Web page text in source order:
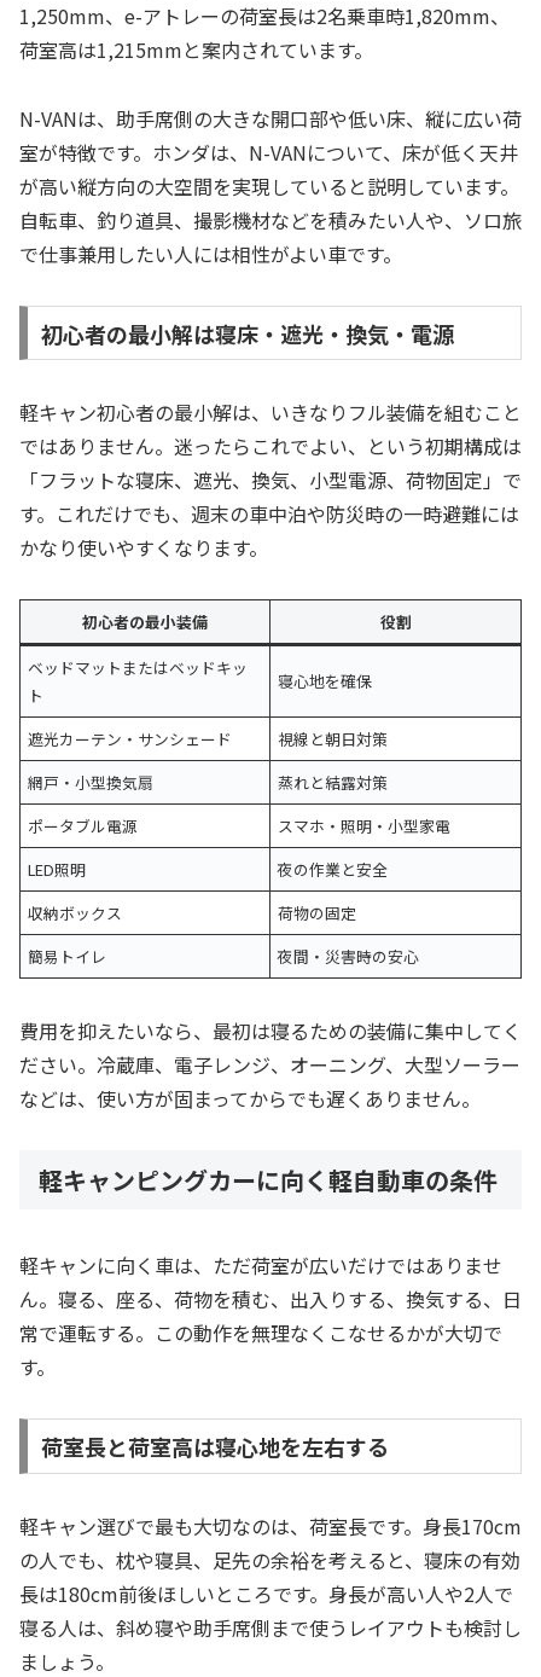
1,250mm、e-アトレーの荷室長は2名乗車時1,820mm、
荷室高は1,215mmと案内されています。
N-VANは、助手席側の大きな開口部や低い床、縦に広い荷
室が特徴です。ホンダは、N-VANについて、床が低く天井
が高い縦方向の大空間を実現していると説明しています。
自転車、釣り道具、撮影機材などを積みたい人や、ソロ旅
で仕事兼用したい人には相性がよい車です。
初心者の最小解は寝床・遮光・換気・電源
軽キャン初心者の最小解は、いきなりフル装備を組むこと
ではありません。迷ったらこれでよい、という初期構成は
「フラットな寝床、遮光、換気、小型電源、荷物固定」で
す。これだけでも、週末の車中泊や防災時の一時避難には
かなり使いやすくなります。
初心者の最小装備
役割
ベッドマットまたはベッドキッ
ト
寝心地を確保
遮光カーテン・サンシェード
視線と朝日対策
網戸・小型換気扇
蒸れと結露対策
ポータブル電源
スマホ・照明・小型家電
LED照明
夜の作業と安全
収納ボックス
荷物の固定
簡易トイレ
夜間・災害時の安心
費用を抑えたいなら、最初は寝るための装備に集中してく
ださい。冷蔵庫、電子レンジ、オーニング、大型ソーラー
などは、使い方が固まってからでも遅くありません。
軽キャンピングカーに向く軽自動車の条件
軽キャンに向く車は、ただ荷室が広いだけではありませ
ん。寝る、座る、荷物を積む、出入りする、換気する、日
常で運転する。この動作を無理なくこなせるかが大切で
す。
荷室長と荷室高は寝心地を左右する
軽キャン選びで最も大切なのは、荷室長です。身長170cm
の人でも、枕や寝具、足先の余裕を考えると、寝床の有効
長は180cm前後ほしいところです。身長が高い人や2人で
寝る人は、斜め寝や助手席側まで使うレイアウトも検討し
ましょう。